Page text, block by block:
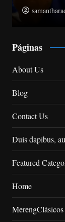
Páginas
About Us
Blog
Contact Us
Duis dapibus,
Featured
Home
MerengClásicos